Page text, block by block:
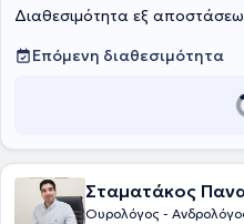
Ιατρικού Συλλόγου Πειραιά.
Διαθεσιμότητα εξ
Επόμενη διαθεσιμότητα
Σταματάκος
Ουρολόγος -